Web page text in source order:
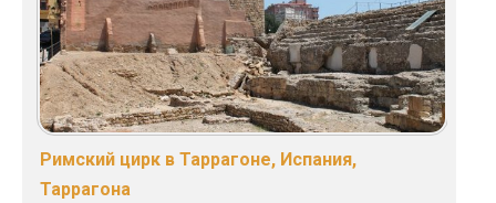
Римский цирк в Таррагоне, Испания,
Таррагона